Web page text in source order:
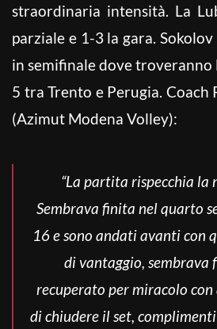
straordinaria intensità. La
parziale e 1-3 la gara.
in semifinale dove troveranno
5 tra Trento e Perugia. Coach
(Azimut Modena Volley):
“La partita rispecchia la
Sembrava finita nel quarto
16 e sono andati avanti con
di vantaggio, sembrava
recuperato per miracolo
di chiudere il set,